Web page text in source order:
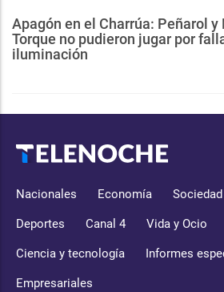
Apagón en el Charrúa: Peñarol
Torque no pudieron jugar por
iluminación
Nacionales Economía Sociedad
Deportes Canal 4 Vida y Ocio
Ciencia y tecnología Informes
Empresariales